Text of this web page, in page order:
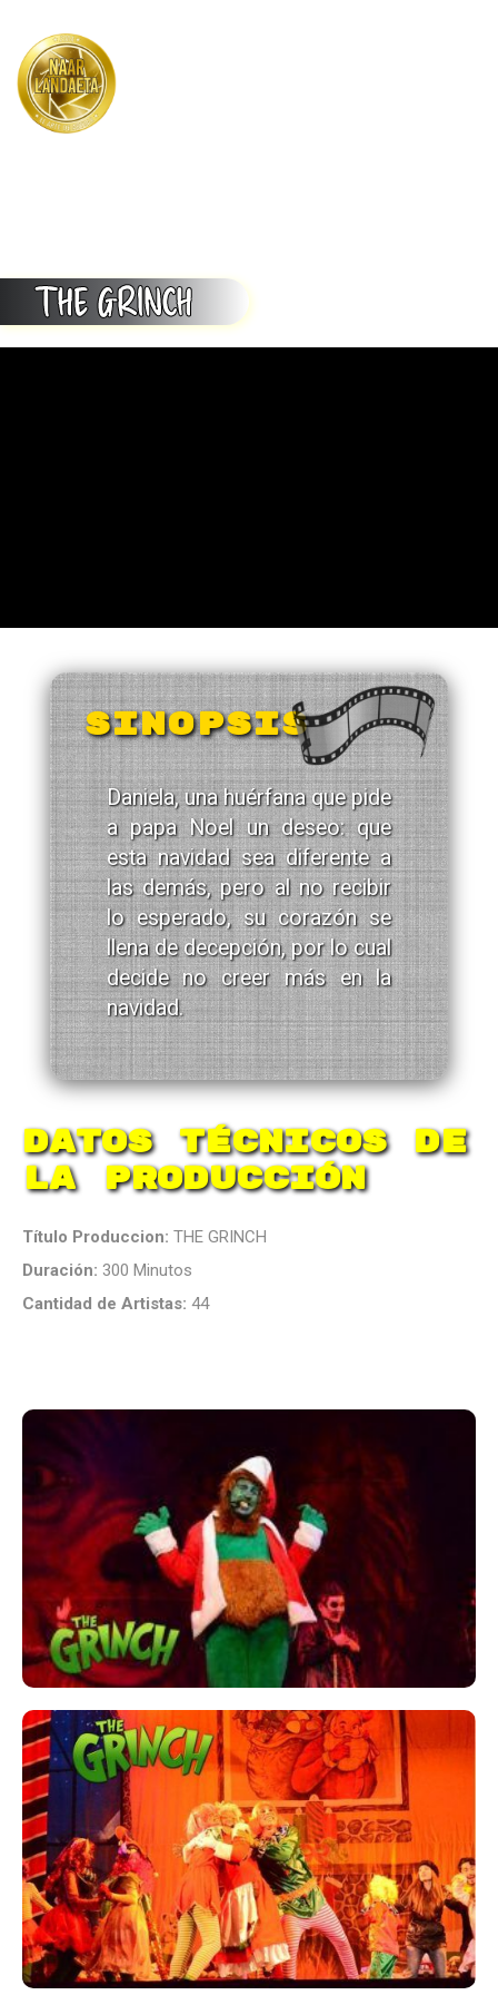
THE GRINCH
SINOPSIS
Daniela, una huérfana que pide
a papa Noel un deseo: que
esta navidad sea diferente a
las demás, pero al no recibir
lo esperado, su corazón se
llena de decepción, por lo cual
decide no creer más en la
navidad.
Datos Técnicos de
la Producción
Título Produccion: THE GRINCH
Duración: 300 Minutos
Cantidad de Artistas: 44